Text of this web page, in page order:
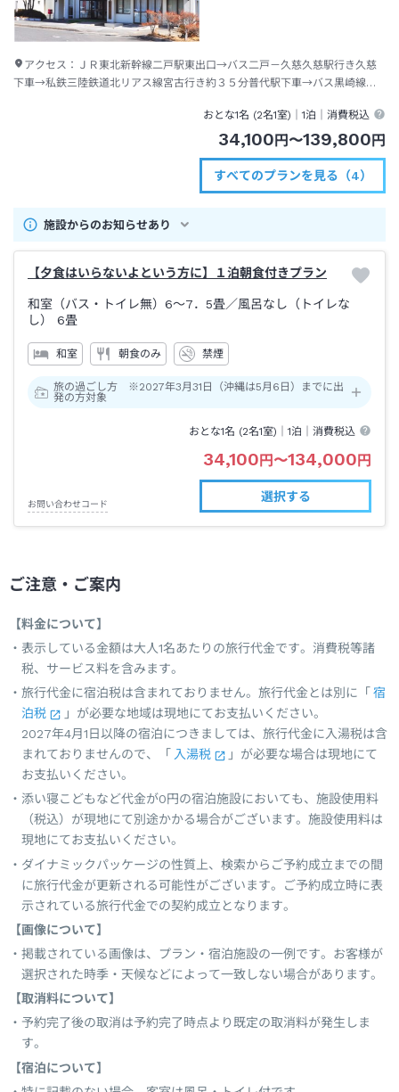
アクセス： ＪＲ東北新幹線二戸駅東出口→バス二戸－久慈久慈駅行き久慈
下車→私鉄三陸鉄道北リアス線宮古行き約３５分普代駅下車→バス黒崎線黒
おとな1名 (2名1室)｜1泊 ｜消費税込
34,100 円 〜139,800 円
すべてのプランを見る（4）
施設からのお知らせあり
【夕食はいらないよという方に】１泊朝食付きプラン
和室（バス・トイレ無）6～7．5畳／風呂なし（トイレな
し） 6畳
和室 朝食のみ 禁煙
旅の過ごし方 ※2027年3月31日（沖縄は5月6日）までに出
発の方対象
おとな1名 (2名1室)｜1泊 ｜消費税込
34,100 円 〜134,000 円
お問い合わせコード
選択する
ご注意・ご案内
【料金について】
表示している金額は大人1名あたりの旅行代金です。消費税等諸
税、サービス料を含みます。
旅行代金に宿泊税は含まれておりません。旅行代金とは別に「 宿
泊税
」が必要な地域は現地にてお支払いください。
2027年4月1日以降の宿泊につきましては、旅行代金に入湯税は含
まれておりませんので、「 入湯税
」が必要な場合は現地にて
お支払いください。
添い寝こどもなど代金が0円の宿泊施設においても、施設使用料
（税込）が現地にて別途かかる場合がございます。施設使用料は
現地にてお支払いください。
ダイナミックパッケージの性質上、検索からご予約成立までの間
に旅行代金が更新される可能性がございます。ご予約成立時に表
示されている旅行代金での契約成立となります。
【画像について】
掲載されている画像は、プラン・宿泊施設の一例です。お客様が
選択された時季・天候などによって一致しない場合があります。
【取消料について】
予約完了後の取消は予約完了時点より既定の取消料が発生しま
す。
【宿泊について】